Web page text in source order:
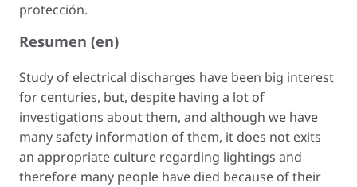
protección.
Resumen (en)
Study of electrical discharges have been big interest
for centuries, but, despite having a lot of
investigations about them, and although we have
many safety information of them, it does not exits
an appropriate culture regarding lightings and
therefore many people have died because of their